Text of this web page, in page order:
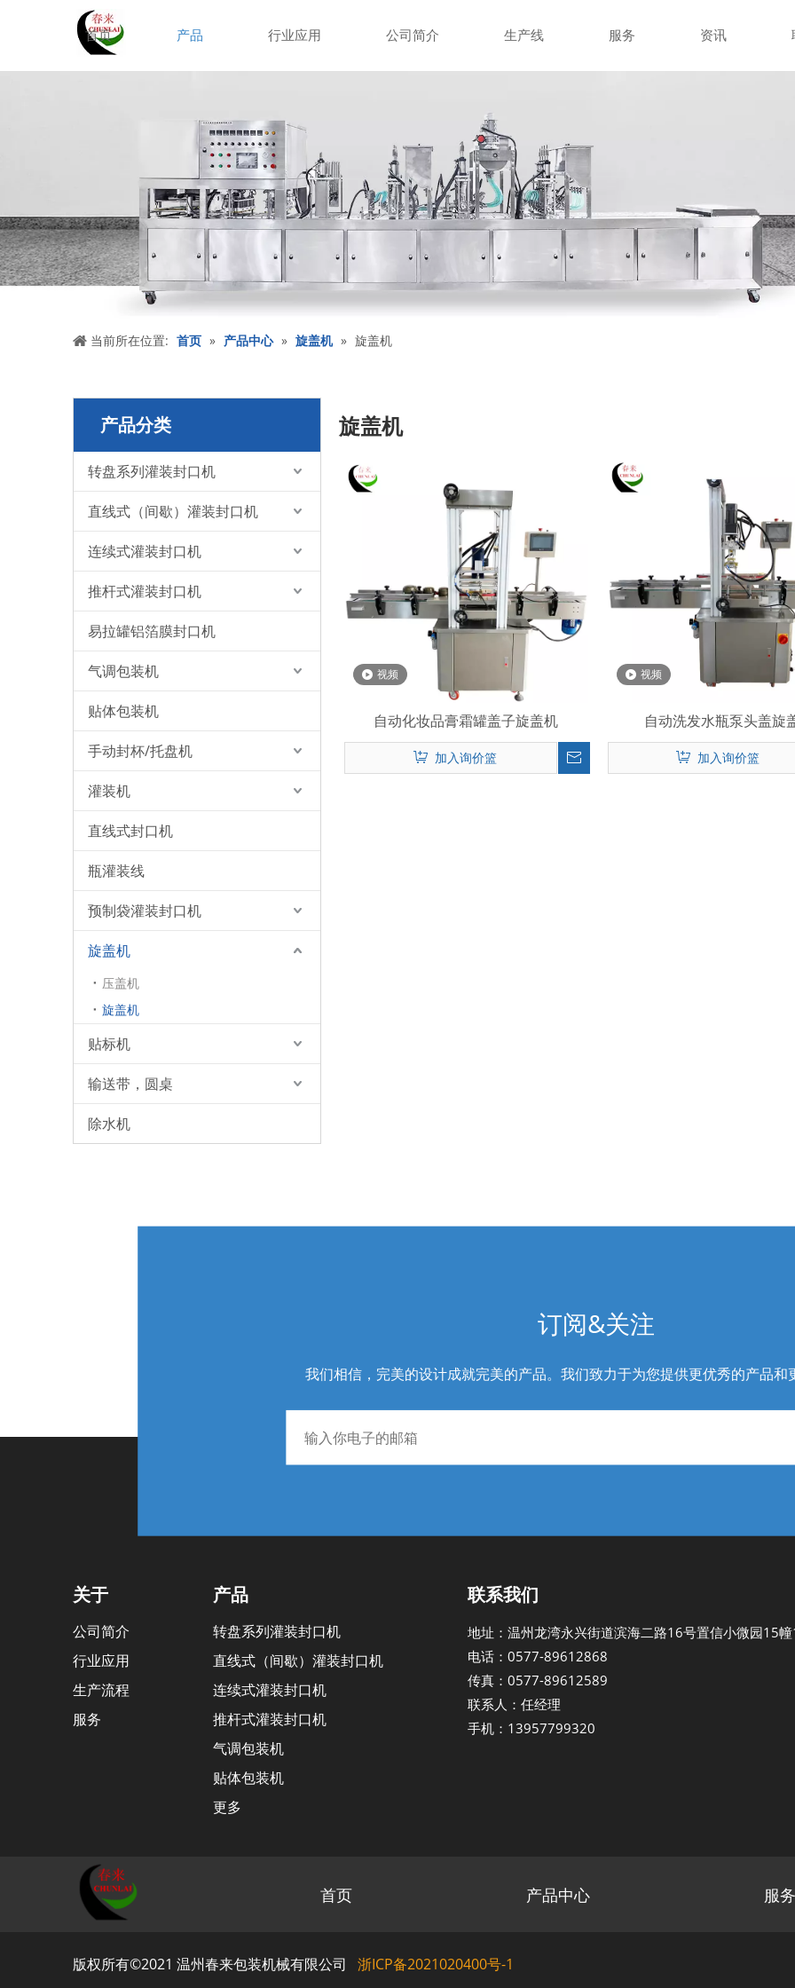
首页 产品 行业应用 公司简介 生产线 服务 资讯
当前所在位置: 首页 » 产品中心 » 旋盖机 » 旋盖机
产品分类
转盘系列灌装封口机
直线式（间歇）灌装封口机
连续式灌装封口机
推杆式灌装封口机
易拉罐铝箔膜封口机
气调包装机
贴体包装机
手动封杯/托盘机
灌装机
直线式封口机
瓶灌装线
预制袋灌装封口机
旋盖机
压盖机
旋盖机
贴标机
输送带，圆桌
除水机
旋盖机
视频
自动化妆品膏霜罐盖子旋盖机
加入询价篮
视频
自动洗发水瓶泵头盖旋
加入询价篮
订阅&关注
我们相信，完美的设计成就完美的产品。我们致力于为您提供更优秀的产品和
关于
公司简介
行业应用
生产流程
服务
产品
转盘系列灌装封口机
直线式（间歇）灌装封口机
连续式灌装封口机
推杆式灌装封口机
气调包装机
贴体包装机
更多
联系我们
地址：温州龙湾永兴街道滨海二路16号置信小微园15
电话：0577-89612868
传真：0577-89612589
联系人：任经理
手机：13957799320
首页 产品中心 服务
版权所有©2021 温州春来包装机械有限公司 浙ICP备2021020400号-1